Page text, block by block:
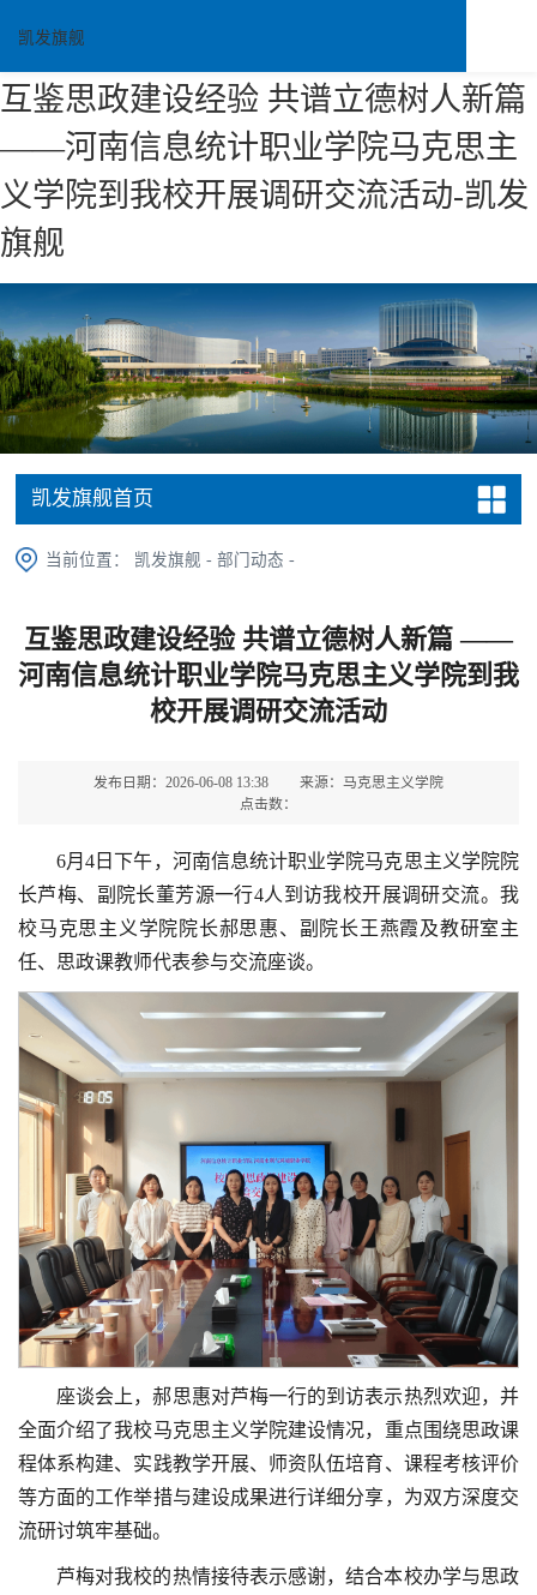
互鉴思政建设经验 共谱立德树人新篇
——河南信息统计职业学院马克思主
义学院到我校开展调研交流活动-凯发
旗舰
凯发旗舰
凯发旗舰首页
当前位置： 凯发旗舰 -部门动态 -
互鉴思政建设经验 共谱立德树人新篇 ——
河南信息统计职业学院马克思主义学院到我
校开展调研交流活动
发布日期：2026-06-08 13:38
来源：马克思主义学院
点击数：
6月4日下午，河南信息统计职业学院马克思主义学院院
长芦梅、副院长董芳源一行4人到访我校开展调研交流。我
校马克思主义学院院长郝思惠、副院长王燕霞及教研室主
任、思政课教师代表参与交流座谈。
座谈会上，郝思惠对芦梅一行的到访表示热烈欢迎，并
全面介绍了我校马克思主义学院建设情况，重点围绕思政课
程体系构建、实践教学开展、师资队伍培育、课程考核评价
等方面的工作举措与建设成果进行详细分享，为双方深度交
流研讨筑牢基础。
芦梅对我校的热情接待表示感谢，结合本校办学与思政